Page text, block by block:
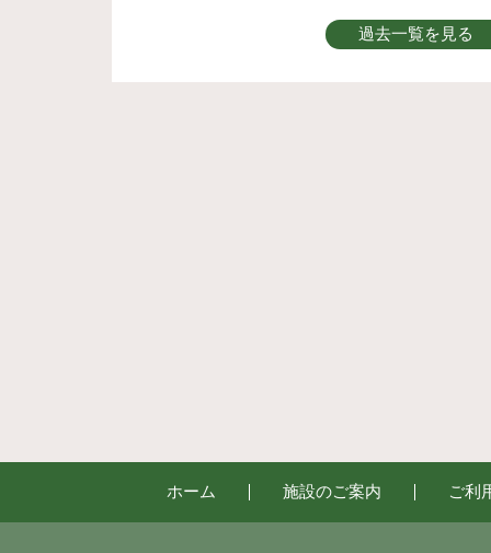
過去一覧を見る
ホーム 施設のご案内 ご利